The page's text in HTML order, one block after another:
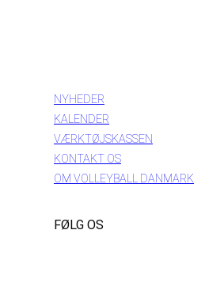
NYHEDER
KALENDER
VÆRKTØJSKASSEN
KONTAKT OS
OM VOLLEYBALL DANMARK
FØLG OS